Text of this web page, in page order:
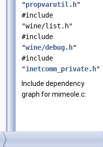
"propvarutil.h"
#include
"wine/list.h"
#include
"wine/debug.h"
#include
"inetcomm_private.h"
Include dependency
graph for mimeole.c: